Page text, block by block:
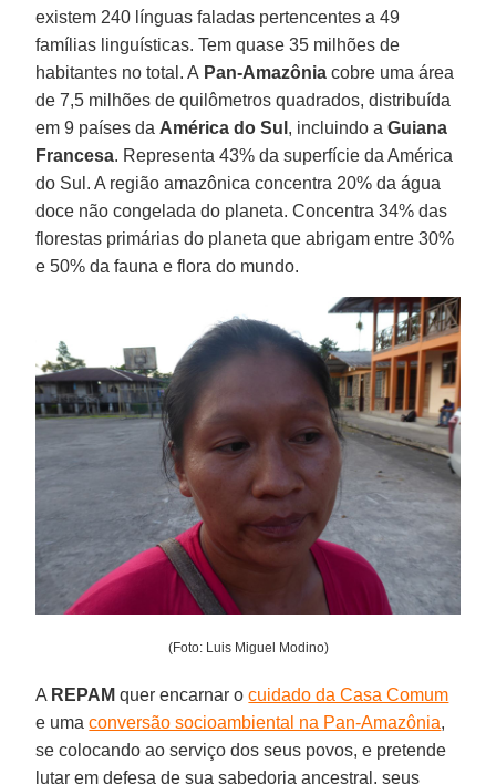
existem 240 línguas faladas pertencentes a 49
famílias linguísticas. Tem quase 35 milhões de
habitantes no total. A Pan-Amazônia cobre uma área
de 7,5 milhões de quilômetros quadrados, distribuída
em 9 países da América do Sul , incluindo a Guiana
Francesa. Representa 43% da superfície da América
do Sul. A região amazônica concentra 20% da água
doce não congelada do planeta. Concentra 34% das
florestas primárias do planeta que abrigam entre 30%
e 50% da fauna e flora do mundo.
(Foto: Luis Miguel Modino)
A REPAM quer encarnar ocuidado da Casa Comum
e umaconversão socioambiental na Pan-Amazônia,
se colocando ao serviço dos seus povos, e pretende
lutar em defesa de sua sabedoria ancestral, seus